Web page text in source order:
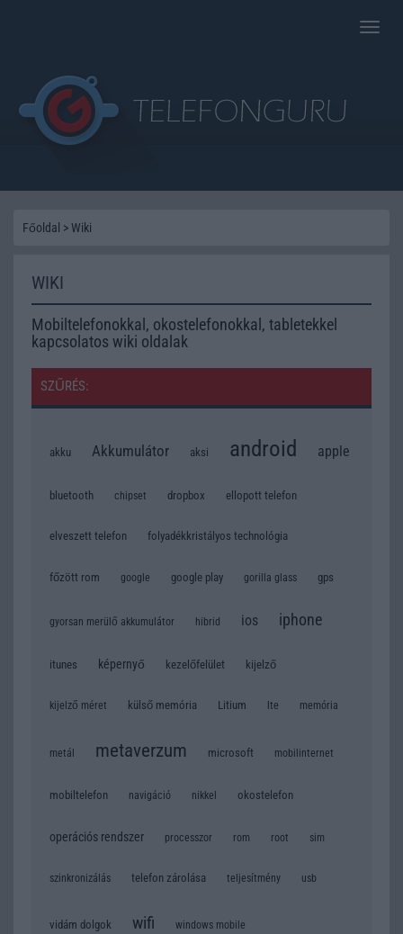
Toggle
Főoldal >Wiki
WIKI
Mobiltelefonokkal, okostelefonokkal, tabletekkel
kapcsolatos wiki oldalak
SZŰRÉS:
akku Akkumulátor aksi android apple
bluetooth chipset dropbox ellopott telefon
elveszett telefon folyadékkristályos technológia
főzött rom google google play gorilla glass gps
gyorsan merülő akkumulátor hibrid ios iphone
itunes képernyő kezelőfelület kijelző
kijelző méret külső memória Litium lte memória
metál metaverzum microsoft mobilinternet
mobiltelefon navigáció nikkel okostelefon
operációs rendszer processzor rom root sim
szinkronizálás telefon zárolása teljesítmény usb
vidám dolgok wifi windows mobile